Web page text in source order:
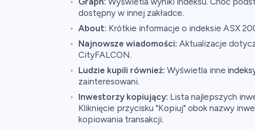
dostępny w innej zakładce.
About: Krótkie informacje o indeksie ASX
Najnowsze wiadomości: Aktualizacje
CityFALCON.
Ludzie kupili również: Wyświetla inne
zainteresowani.
Inwestorzy kopiujący: Lista najlepszych
Kliknięcie przycisku "Kopiuj" obok nazwy
kopiowania transakcji.